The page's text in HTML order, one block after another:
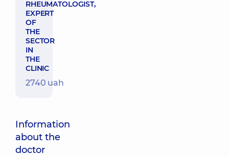
RHEUMATOLOGIST,
EXPERT
OF
THE
SECTOR
IN
THE
CLINIC
2740 uah
Information
about the
doctor